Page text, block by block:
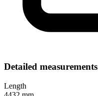
Detailed measurements
Length